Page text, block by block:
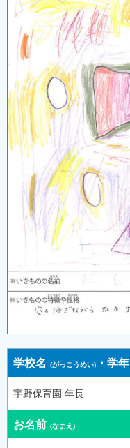
学校名 ・学年
宇野保育園 年長
お名前